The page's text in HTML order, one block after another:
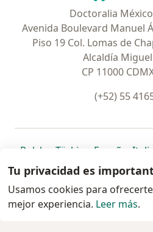
Doctoralia México
Avenida Boulevard Manuel
Piso 19 Col. Lomas de
Alcaldía
CP 11000
(+52) 55
Polska se abre en una nueva
Türkiye se abre en
España se
Italia
Portugal
se abre en una
México se abre
Chile se
www.doctoralia.com.mx
Tu privacidad es
Usamos cookies para
mejor experiencia. Leer más.